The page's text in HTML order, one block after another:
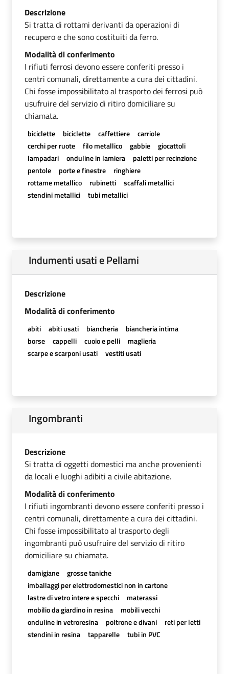
Descrizione
Si tratta di rottami derivanti da operazioni di
recupero e che sono costituiti da ferro.
Modalità di conferimento
I rifiuti ferrosi devono essere conferiti presso i
centri comunali, direttamente a cura dei cittadini.
Chi fosse impossibilitato al trasporto dei ferrosi può
usufruire del servizio di ritiro domiciliare su
chiamata.
biciclette biciclette caffettiere
carriole
cerchi per ruote
filo metallico gabbie
giocattoli
lampadari
onduline in lamiera
paletti per recinzione
pentole
porte e finestre
ringhiere
rottame metallico
rubinetti
scaffali metallici
stendini metallici
tubi metallici
Indumenti usati e Pellami
Descrizione
Modalità di conferimento
abiti abiti usati biancheria
biancheria intima
borse
cappelli cuoio e pelli
maglieria
scarpe e scarponi usati
vestiti usati
Ingombranti
Descrizione
Si tratta di oggetti domestici ma anche provenienti
da locali e luoghi adibiti a civile abitazione.
Modalità di conferimento
I rifiuti ingombranti devono essere conferiti presso i
centri comunali, direttamente a cura dei cittadini.
Chi fosse impossibilitato al trasporto degli
ingombranti può usufruire del servizio di ritiro
domiciliare su chiamata.
damigiane
grosse taniche
imballaggi per elettrodomestici non in cartone
lastre di vetro intere e specchi
materassi
mobilio da giardino in resina
mobili vecchi
onduline in vetroresina
poltrone e divani
reti per letti
stendini in resina
tapparelle tubi in PVC